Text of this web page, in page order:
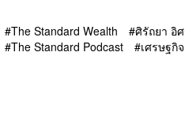
The Standard Wealth ศิรัถยา อิ
The Standard Podcast
เศรษฐกิจ